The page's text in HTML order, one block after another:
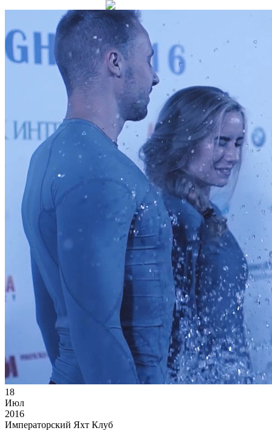
18
Июл
2016
Императорский Яхт Клуб